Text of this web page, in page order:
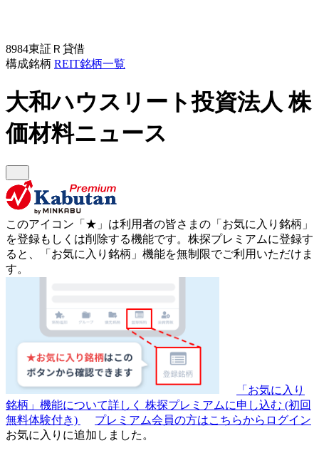
8984東証Ｒ 貸借
構成銘柄 REIT銘柄一覧
大和ハウスリート投資法人株
価材料ニュース
このアイコン 「★」 は利用者の皆さまの 「お気に入り銘柄」
を登録もしくは削除する機能です。 株探プレミアムに登録す
ると、「お気に入り銘柄」機能を無制限でご利用いただけま
す。
「お気に入り
銘柄」機能について詳しく 株探プレミアムに申し込む (初回
無料体験付き)
プレミアム会員の方はこちらからログイン
お気に入りに追加しました。